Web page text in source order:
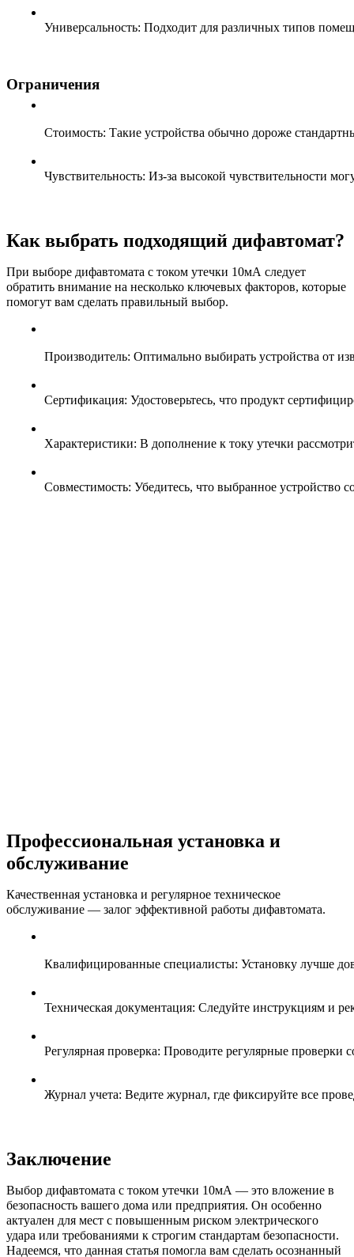
Универсальность: Подходит для различных типов
Ограничения
Стоимость: Такие устройства обычно дороже
Чувствительность: Из-за высокой чувствительности
Как выбрать подходящий дифавтомат?
При выборе дифавтомата с током утечки 10мА следует
обратить внимание на несколько ключевых факторов, которые
помогут вам сделать правильный выбор.
Производитель: Оптимально выбирать устройства от
Сертификация: Удостоверьтесь, что продукт
Характеристики: В дополнение к току утечки
Совместимость: Убедитесь, что выбранное устройство
Профессиональная установка и
обслуживание
Качественная установка и регулярное техническое
обслуживание — залог эффективной работы дифавтомата.
Квалифицированные специалисты: Установку лучше
Техническая документация: Следуйте инструкциям и
Регулярная проверка: Проводите регулярные проверки
Журнал учета: Ведите журнал, где фиксируйте все
Заключение
Выбор дифавтомата с током утечки 10мА — это вложение в
безопасность вашего дома или предприятия. Он особенно
актуален для мест с повышенным риском электрического
удара или требованиями к строгим стандартам безопасности.
Надеемся, что данная статья помогла вам сделать осознанный